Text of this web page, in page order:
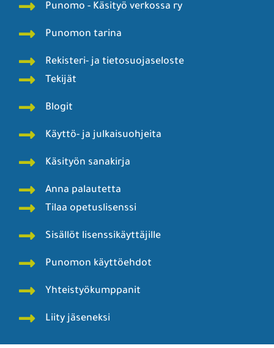
Punomo - Käsityö verkossa ry
Punomon tarina
Rekisteri- ja tietosuojaseloste
Tekijät
Blogit
Käyttö- ja julkaisuohjeita
Käsityön sanakirja
Anna palautetta
Tilaa opetuslisenssi
Sisällöt lisenssikäyttäjille
Punomon käyttöehdot
Yhteistyökumppanit
Liity jäseneksi